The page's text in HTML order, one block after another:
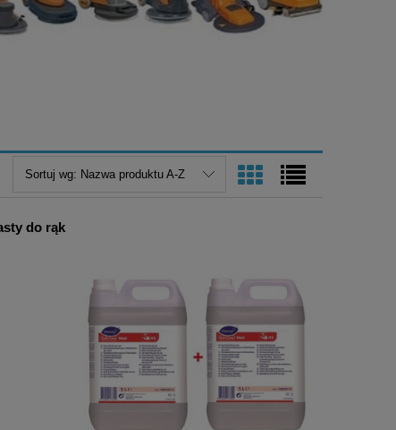
PROMOCJI
SWINGO 1255
Sortuj wg: Nazwa produktu A-Z
do rąk